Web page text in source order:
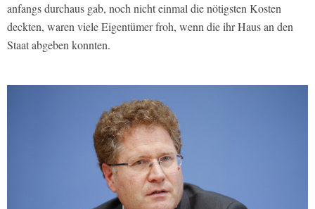
anfangs durchaus gab, noch nicht einmal die nötigsten Kosten
deckten, waren viele Eigentümer froh, wenn die ihr Haus an den
Staat abgeben konnten.